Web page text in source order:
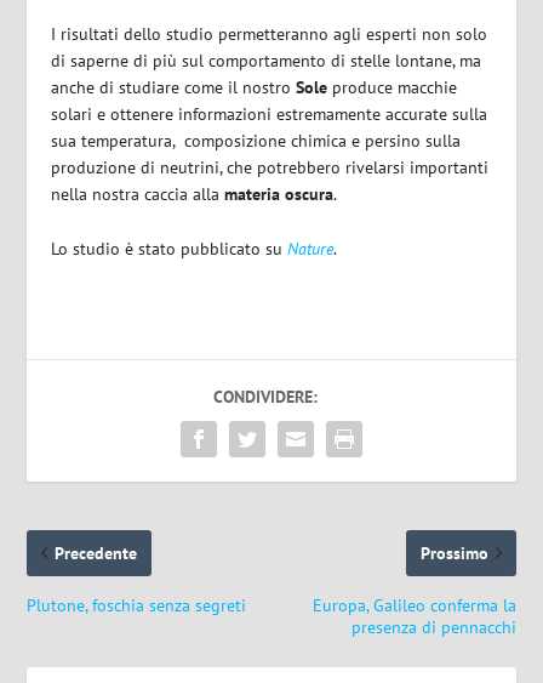
I risultati dello studio permetteranno agli esperti non solo
di saperne di più sul comportamento di stelle lontane, ma
anche di studiare come il nostroSole produce macchie
solari e ottenere informazioni estremamente accurate sulla
sua temperatura, composizione chimica e persino sulla
produzione di neutrini, che potrebbero rivelarsi importanti
nella nostra caccia allamateria oscura.
Lo studio è stato pubblicato suNature.
CONDIVIDERE:
Precedente
Plutone, foschia senza segreti
Prossimo
Europa, Galileo conferma la
presenza di pennacchi